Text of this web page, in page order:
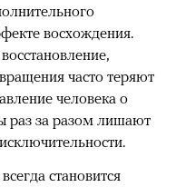
восхождения.
часто теряют
человека о
раз за разом лишают
становится